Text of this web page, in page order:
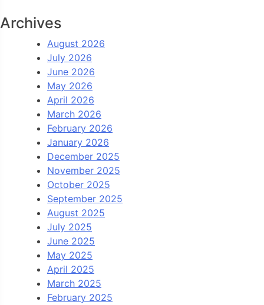
Archives
August 2026
July 2026
June 2026
May 2026
April 2026
March 2026
February 2026
January 2026
December 2025
November 2025
October 2025
September 2025
August 2025
July 2025
June 2025
May 2025
April 2025
March 2025
February 2025